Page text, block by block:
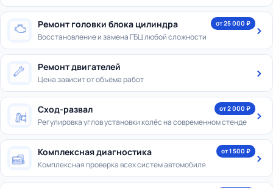
от 25 000 ₽
Ремонт головки блока цилиндра
Восстановление и замена ГБЦ любой сложности
Ремонт двигателей
Цена зависит от объёма работ
от 2 000 ₽
Сход-развал
Регулировка углов установки колёс на современном стенде
от 1 500 ₽
Комплексная диагностика
Комплексная проверка всех систем автомобиля